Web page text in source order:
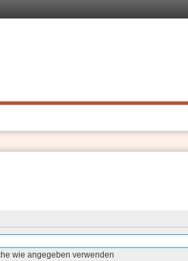
wie angegeben verwenden